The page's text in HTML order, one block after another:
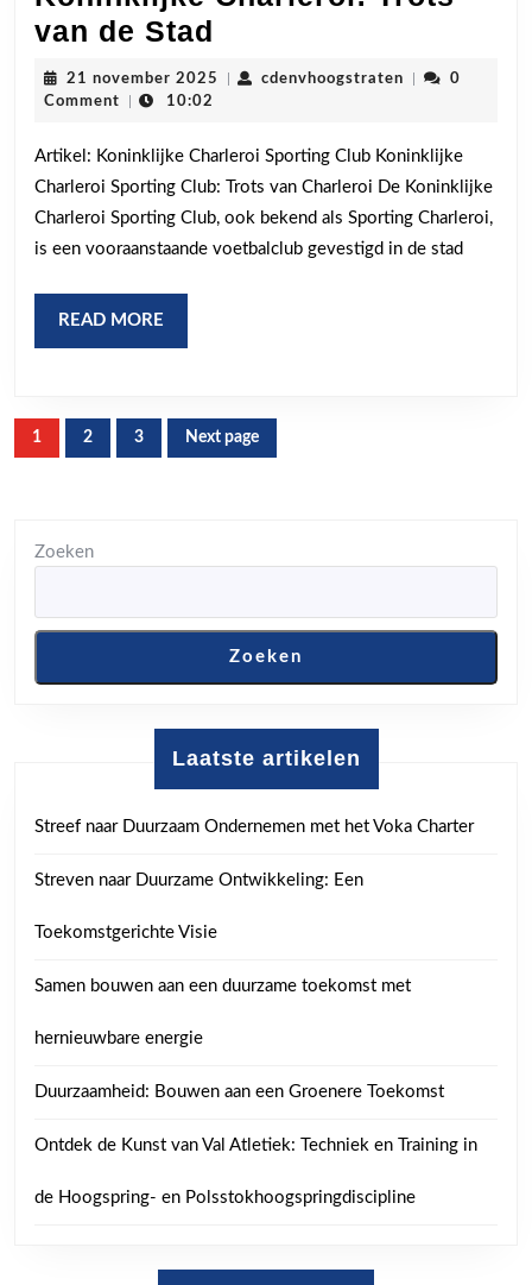
van de Stad
Charleroi:
de
Stad
21 november 2025 21
cdenvhoogstraten
0
Comment
10:02
Artikel: Koninklijke Charleroi Sporting Club Koninklijke
Charleroi Sporting Club: Trots van Charleroi De Koninklijke
Charleroi Sporting Club, ook bekend als Sporting Charleroi,
is een vooraanstaande voetbalclub gevestigd in de stad
READ MORE
MORE
Berichten
paginering
1
2
3 Next page
Zoeken
Zoeken
Laatste artikelen
Streef naar Duurzaam Ondernemen met het Voka Charter
Streven naar Duurzame Ontwikkeling: Een
Toekomstgerichte Visie
Samen bouwen aan een duurzame toekomst met
hernieuwbare energie
Duurzaamheid: Bouwen aan een Groenere Toekomst
Ontdek de Kunst van Val Atletiek: Techniek en Training in
de Hoogspring- en Polsstokhoogspringdiscipline